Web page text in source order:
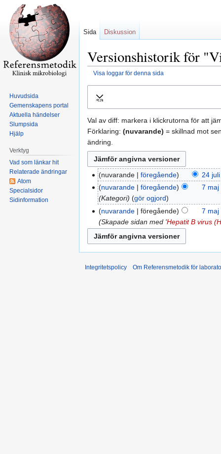
Versionshistorik för
Visa loggar för denna sida
Visa
Val av diff: markera i klickrutorna för att
Förklaring: (nuvarande) = skillnad mot
ändring.
nuvarande föregående
24
nuvarande
föregående
7 maj
Kategori
gör ogjord
nuvarande
föregående
7 maj
Skapade sidan med 'Hepatit B virus
Sida Diskussion
Huvudsida
Gemenskapens portal
Aktuella händelser
Slumpsida
Hjälp
Verktyg
Vad som länkar hit
Relaterade ändringar
Atom
Specialsidor
Sidinformation
Integritetspolicy Om Referensmetodik för